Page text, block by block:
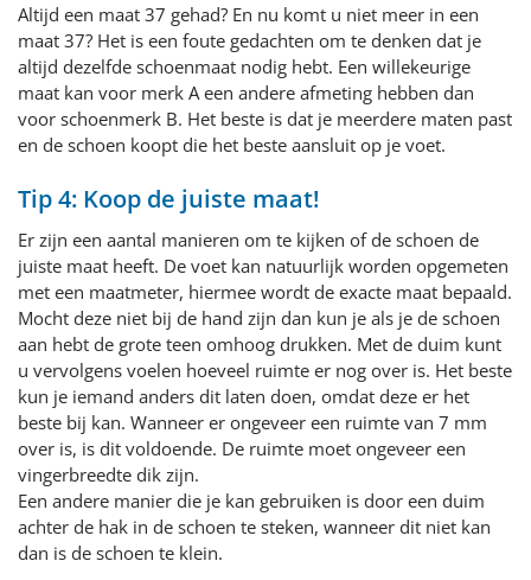
Altijd een maat 37 gehad? En nu komt u niet meer in een
maat 37? Het is een foute gedachten om te denken dat je
altijd dezelfde schoenmaat nodig hebt. Een willekeurige
maat kan voor merk A een andere afmeting hebben dan
voor schoenmerk B. Het beste is dat je meerdere maten past
en de schoen koopt die het beste aansluit op je voet.
Tip 4: Koop de juiste maat!
Er zijn een aantal manieren om te kijken of de schoen de
juiste maat heeft. De voet kan natuurlijk worden opgemeten
met een maatmeter, hiermee wordt de exacte maat bepaald.
Mocht deze niet bij de hand zijn dan kun je als je de schoen
aan hebt de grote teen omhoog drukken. Met de duim kunt
u vervolgens voelen hoeveel ruimte er nog over is. Het beste
kun je iemand anders dit laten doen, omdat deze er het
beste bij kan. Wanneer er ongeveer een ruimte van 7 mm
over is, is dit voldoende. De ruimte moet ongeveer een
vingerbreedte dik zijn.
Een andere manier die je kan gebruiken is door een duim
achter de hak in de schoen te steken, wanneer dit niet kan
dan is de schoen te klein.